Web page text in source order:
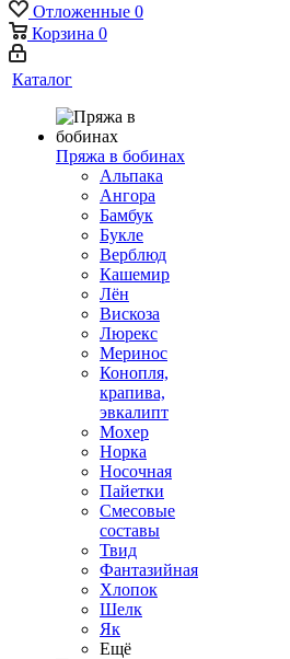
Отложенные 0
Корзина 0
Каталог
Пряжа в бобинах
Альпака
Ангора
Бамбук
Букле
Верблюд
Кашемир
Лён
Вискоза
Люрекс
Меринос
Конопля,
крапива,
эвкалипт
Мохер
Норка
Носочная
Пайетки
Смесовые
составы
Твид
Фантазийная
Хлопок
Шелк
Як
Ещё